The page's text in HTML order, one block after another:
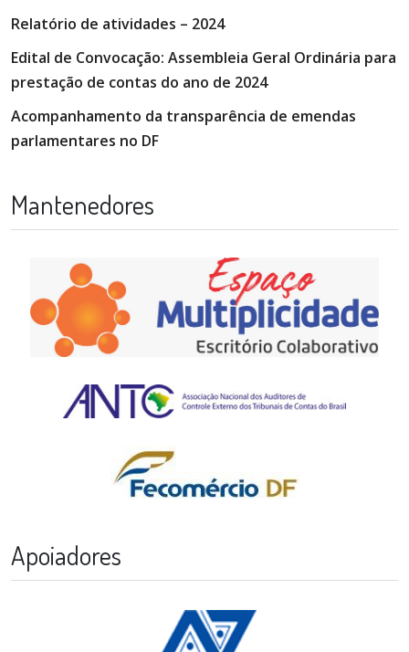
Relatório de atividades – 2024
Edital de Convocação: Assembleia Geral Ordinária para
prestação de contas do ano de 2024
Acompanhamento da transparência de emendas
parlamentares no DF
Mantenedores
Apoiadores